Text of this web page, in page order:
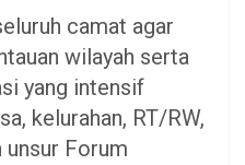
camat agar
wilayah serta
yang intensif
kelurahan, RT/RW,
unsur Forum